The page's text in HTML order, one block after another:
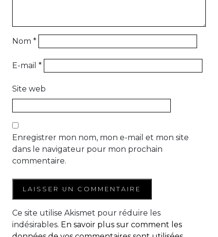
Nom *
E-mail *
Site web
Enregistrer mon nom, mon e-mail et mon site
dans le navigateur pour mon prochain
commentaire.
Ce site utilise Akismet pour réduire les
indésirables. En savoir plus sur comment les